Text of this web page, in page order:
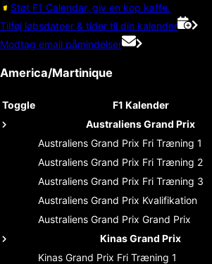
Støt F1 Calendar, giv en kop kaffe.
Tilføj løbsdatoer & tider til din kalender
Modtag email påmindelser
America/Martinique
Toggle F1 Kalender
Australiens Grand Prix
Australiens Grand Prix Fri Træning 1
Australiens Grand Prix Fri Træning 2
Australiens Grand Prix Fri Træning 3
Australiens Grand Prix Kvalifikation
Australiens Grand Prix Grand Prix
Kinas Grand Prix
Kinas Grand Prix Fri Træning 1